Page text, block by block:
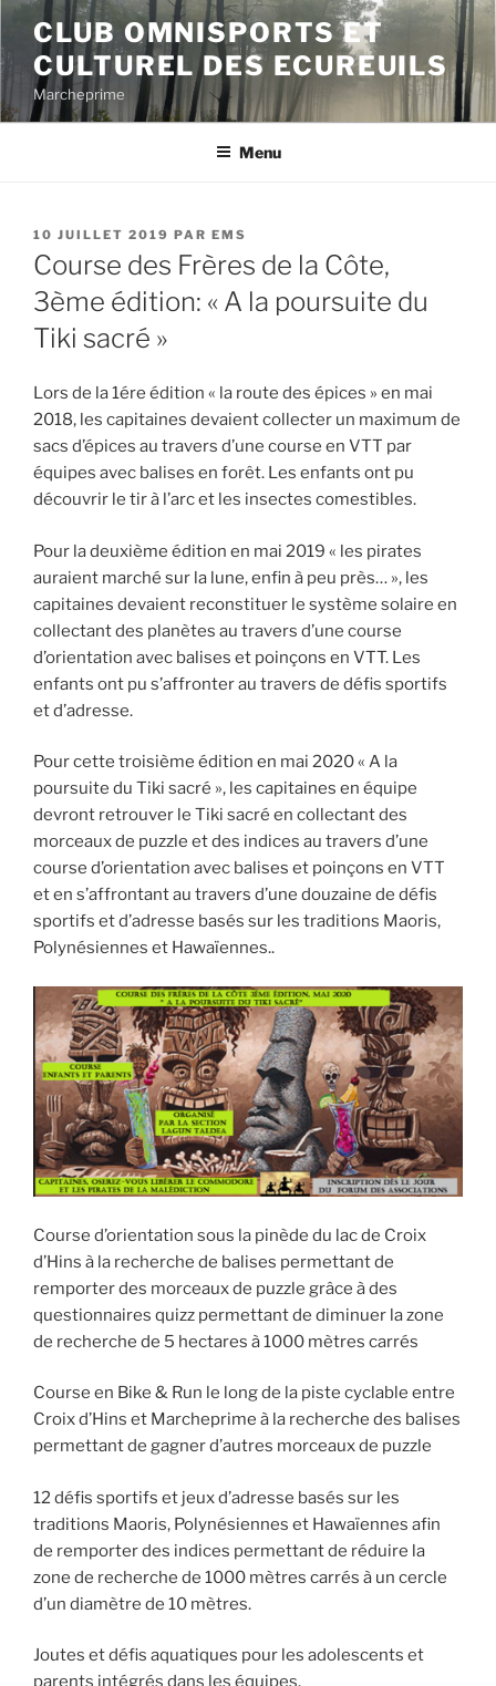
Aller
contenu
principal
CLUB OMNISPORTS ET
CULTUREL DES ECUREUILS
Marcheprime
Menu
PUBLIÉ
LE
10 JUILLET 2019 PAR EMS
Course des Frères de la Côte,
3ème édition: « A la poursuite du
Tiki sacré »
Lors de la 1ére édition « la route des épices » en mai
2018, les capitaines devaient collecter un maximum de
sacs d’épices au travers d’une course en VTT par
équipes avec balises en forêt. Les enfants ont pu
découvrir le tir à l’arc et les insectes comestibles.
Pour la deuxième édition en mai 2019 « les pirates
auraient marché sur la lune, enfin à peu près… », les
capitaines devaient reconstituer le système solaire en
collectant des planètes au travers d’une course
d’orientation avec balises et poinçons en VTT. Les
enfants ont pu s’affronter au travers de défis sportifs
et d’adresse.
Pour cette troisième édition en mai 2020 « A la
poursuite du Tiki sacré », les capitaines en équipe
devront retrouver le Tiki sacré en collectant des
morceaux de puzzle et des indices au travers d’une
course d’orientation avec balises et poinçons en VTT
et en s’affrontant au travers d’une douzaine de défis
sportifs et d’adresse basés sur les traditions Maoris,
Polynésiennes et Hawaïennes..
Course d’orientation sous la pinède du lac de Croix
d’Hins à la recherche de balises permettant de
remporter des morceaux de puzzle grâce à des
questionnaires quizz permettant de diminuer la zone
de recherche de 5 hectares à 1000 mètres carrés
Course en Bike & Run le long de la piste cyclable entre
Croix d’Hins et Marcheprime à la recherche des balises
permettant de gagner d’autres morceaux de puzzle
12 défis sportifs et jeux d’adresse basés sur les
traditions Maoris, Polynésiennes et Hawaïennes afin
de remporter des indices permettant de réduire la
zone de recherche de 1000 mètres carrés à un cercle
d’un diamètre de 10 mètres.
Joutes et défis aquatiques pour les adolescents et
parents intégrés dans les équipes.